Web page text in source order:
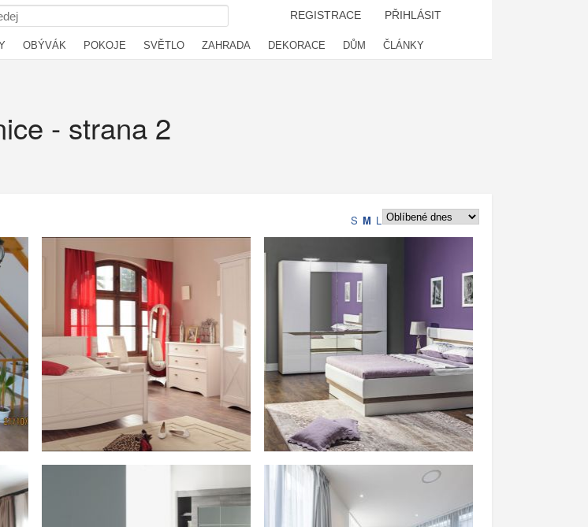
REGISTRACE PŘIHLÁSIT
OBÝVÁK POKOJE SVĚTLO ZAHRADA DEKORACE DŮM ČLÁNKY
- strana 2
S M L